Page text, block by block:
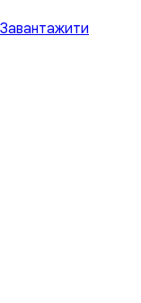
Завантажити